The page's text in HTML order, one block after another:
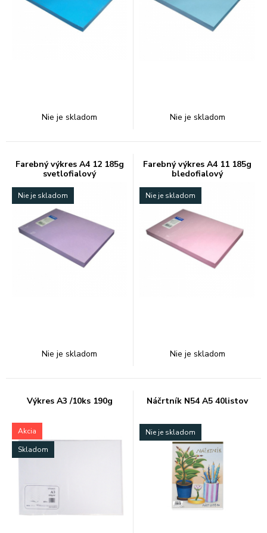
Nie je skladom Nie je skladom
Farebný výkres A4 12 185g
svetlofialový
Nie je skladom
Nie je skladom
Farebný výkres A4 11 185g
bledofialový
Nie je skladom
Nie je skladom
Výkres A3 /10ks 190g
Akcia
Skladom
Náčrtník N54 A5 40listov
Nie je skladom